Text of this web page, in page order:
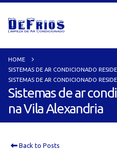
HOME
SISTEMAS DE AR CONDICIONADO
SISTEMAS DE AR CONDICIONADO
Sistemas de ar
na Vila Alexandria
Back to Posts